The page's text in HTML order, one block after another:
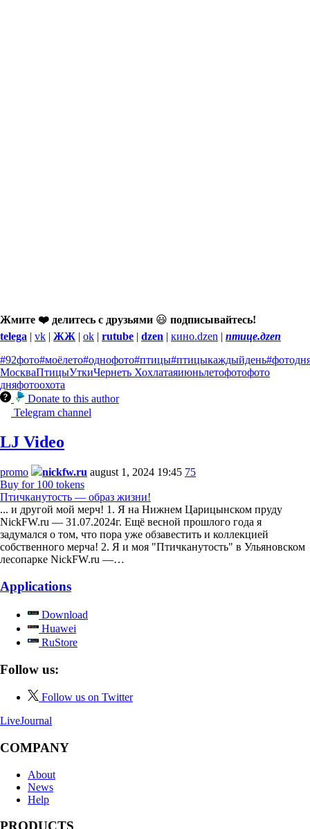
Жмите ❤️ делитесь с друзьями 😃 подписывайтесь!
telega | vk | ЖЖ | ok | rutube | dzen | кино.dzen | птице.дzen
#92фото#моёлето#однофото#птицы#птицыкаждыйдень
МоскваПтицыУткиЧернеть Хохлатаяиюньлетофотофото
дняфотоохота
Donate to this author
Telegram channel
LJ Video
promo nickfw.ru august 1, 2024 19:45 75
Buy for 100 tokens
Птичканутость — образ жизни!
... и другой мой мерч! 1. Я на Нижнем Царицынском пруду
NickFW.ru — 31.07.2024г. Ещё весной прошлого года я
задумался о том, что пора уже обзавестить и коллекцией
собственного мерча! 2. Я и моя "Птичканутость" в Ульяновском
лесопарке NickFW.ru —…
Applications
Download
Huawei
RuStore
Follow us:
Follow us on Twitter
LiveJournal
COMPANY
About
News
Help